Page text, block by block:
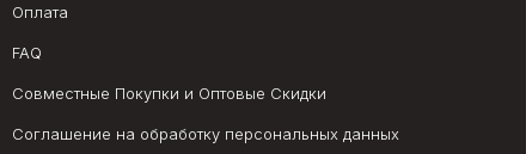
Оплата
FAQ
Совместные Покупки и Оптовые Скидки
Соглашение на обработку персональных данных